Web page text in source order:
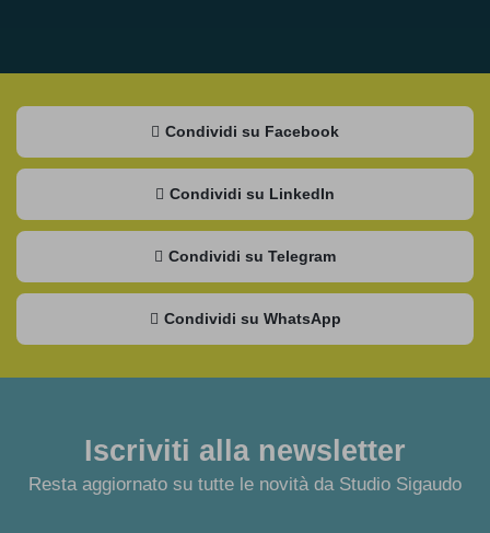
Condividi su Facebook
Condividi su LinkedIn
Condividi su Telegram
Condividi su WhatsApp
Iscriviti alla newsletter
Resta aggiornato su tutte le novità da Studio Sigaudo